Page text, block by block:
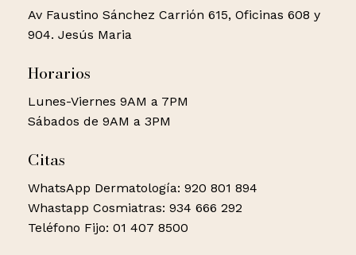
Av Faustino Sánchez Carrión 615, Oficinas 608 y
904. Jesús Maria
Horarios
Lunes-Viernes 9AM a 7PM
Sábados de 9AM a 3PM
Citas
WhatsApp Dermatología: 920 801 894
Whastapp Cosmiatras: 934 666 292
Teléfono Fijo: 01 407 8500